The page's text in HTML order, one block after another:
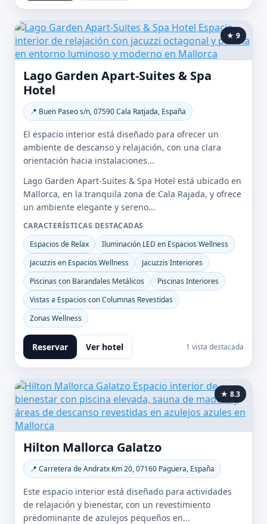
★ 9
Lago Garden Apart-Suites & Spa
Hotel
📍 Buen Paseo s/n, 07590 Cala Ratjada, España
El espacio interior está diseñado para ofrecer un
ambiente de descanso y relajación, con una clara
orientación hacia instalaciones...
Lago Garden Apart-Suites & Spa Hotel está ubicado en
Mallorca, en la tranquila zona de Cala Rajada, y ofrece
un ambiente elegante y sereno...
CARACTERÍSTICAS DESTACADAS
Espacios de Relax
Iluminación LED en Espacios Wellness
Jacuzzis en Espacios Wellness
Jacuzzis Interiores
Piscinas con Barandales Metálicos
Piscinas Interiores
Vistas a Espacios con Columnas Revestidas
Zonas Wellness
Reservar Ver hotel 1 vista destacada
★ 8.3
Hilton Mallorca Galatzo
📍 Carretera de Andratx Km 20, 07160 Paguera, España
Este espacio interior está diseñado para actividades
de relajación y bienestar, con un revestimiento
predominante de azulejos pequeños en...